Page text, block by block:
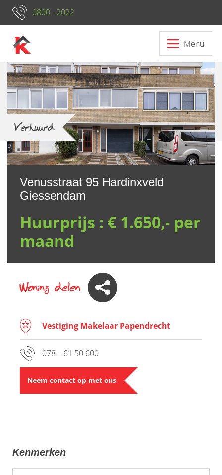
0800 - 2022
Menu
Verhuurd
Venusstraat 95 Hardinxveld
Giessendam
Huurprijs : € 1.650,- per
maand
Woning delen
Vestiging Makelaar Papendrecht
078 – 61 50 600
Neem contact op met ons
Neem contact op met ons
Kenmerken